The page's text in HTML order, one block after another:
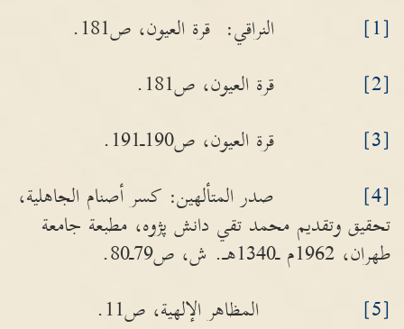
[1]
النراقي: قرة العيون، ص181.
[2]
قرة العيون، ص181.
[3]
قرة العيون، ص190ـ191.
[4]
صدر المتألهين: كسر أصنام الجاهلية،
تحقيق وتقديم محمد تقي دانش پژوه، مطبعة جامعة
طهران، 1962م ـ1340هـ. ش، ص79ـ80.
[5]
المظاهر الإلهية، ص11.